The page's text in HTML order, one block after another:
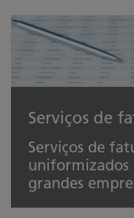
Serviços de
Serviços de
uniformizados
grandes